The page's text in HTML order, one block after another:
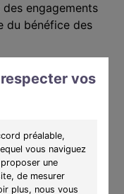
respecter vos
préalable,
vous naviguez
une
de mesurer
plus, nous vous
engagements
du bénéfice des
d'Avignon